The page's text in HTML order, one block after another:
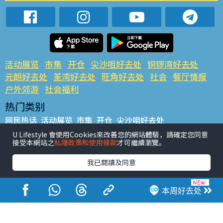
本周好去处
活动展览 市集 开仓 尖沙咀好去处 铜锣湾好去处
元朗好去处 荃湾好去处 旺角好去处 社会 餐厅情报
户外郊游 社会福利
热门类别
网民热话 活动展览 市集 开仓 尖沙咀好去处
铜锣湾好去处 元朗好去处 荃湾好去处 旺角好去处 社会
餐厅情报 户外郊游
热门标签
#UGO揾好去处 #人气活动推介 #美食社群热话
#亲子玩乐好去处
#ULifestyle应用程式
#限时抢
#UJetso礼物放送
#ULifestyle商户中心 #著数 #网络热话
U Lifestyle 會使用Cookies來改善您的網站體驗，請確定您同意
接受本網站之私隱政策和使用條款才可繼續瀏覽。
我已閱讀及同意